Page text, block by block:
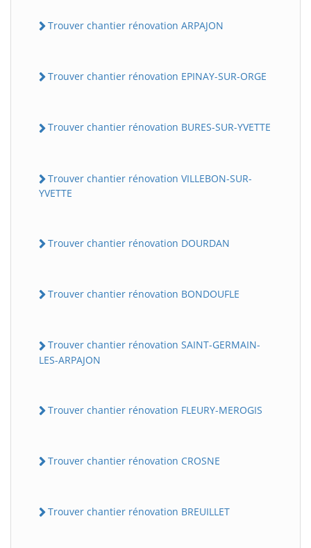
Trouver chantier rénovation ARPAJON
Trouver chantier rénovation EPINAY-SUR-ORGE
Trouver chantier rénovation BURES-SUR-YVETTE
Trouver chantier rénovation VILLEBON-SUR-
YVETTE
Trouver chantier rénovation DOURDAN
Trouver chantier rénovation BONDOUFLE
Trouver chantier rénovation SAINT-GERMAIN-
LES-ARPAJON
Trouver chantier rénovation FLEURY-MEROGIS
Trouver chantier rénovation CROSNE
Trouver chantier rénovation BREUILLET